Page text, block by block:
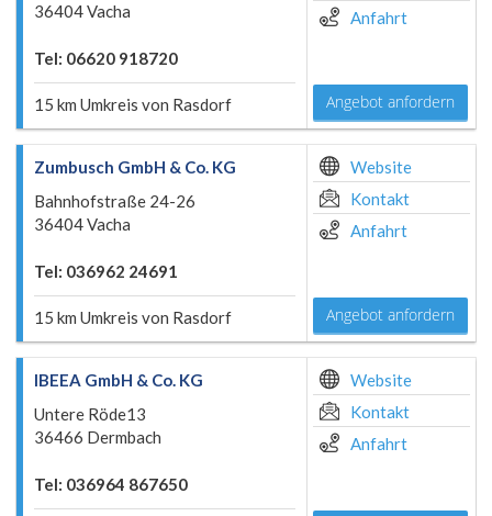
36404 Vacha
Tel: 06620 918720
15 km Umkreis von Rasdorf
Anfahrt
Angebot anfordern
Zumbusch GmbH & Co. KG
Bahnhofstraße 24-26
36404 Vacha
Tel: 036962 24691
15 km Umkreis von Rasdorf
Website
Kontakt
Anfahrt
Angebot anfordern
IBEEA GmbH & Co. KG
Untere Röde13
36466 Dermbach
Tel: 036964 867650
Website
Kontakt
Anfahrt